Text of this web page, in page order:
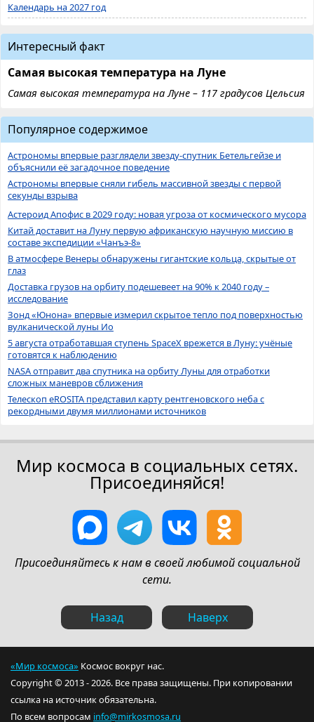
Календарь на 2027 год
Интересный факт
Самая высокая температура на Луне
Самая высокая температура на Луне – 117 градусов Цельсия
Популярное содержимое
Астрономы впервые разглядели звезду-спутник Бетельгейзе и
объяснили её загадочное поведение
Астрономы впервые сняли гибель массивной звезды с первой
секунды взрыва
Астероид Апофис в 2029 году: новая угроза от космического мусора
Китай доставит на Луну первую африканскую научную миссию в
составе экспедиции «Чанъэ-8»
В атмосфере Венеры обнаружены гигантские кольца, скрытые от
глаз
Доставка грузов на орбиту подешевеет на 90% к 2040 году –
исследование
Зонд «Юнона» впервые измерил скрытое тепло под поверхностью
вулканической луны Ио
5 августа отработавшая ступень SpaceX врежется в Луну: учёные
готовятся к наблюдению
NASA отправит два спутника на орбиту Луны для отработки
сложных маневров сближения
Телескоп eROSITA представил карту рентгеновского неба с
рекордными двумя миллионами источников
Мир космоса в социальных сетях.
Присоединяйся!
Присоединяйтесь к нам в своей любимой социальной
сети.
Назад Наверх
«Мир космоса» Космос вокруг нас.
Copyright © 2013 - 2026. Все права защищены. При копировании
ссылка на источник обязательна.
По всем вопросам info@mirkosmosa.ru